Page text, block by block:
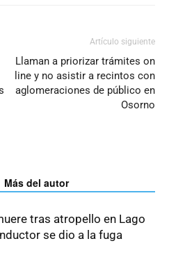
Artículo siguiente
Llaman a priorizar trámites on
line y no asistir a recintos con
aglomeraciones de público en
Osorno
Más del autor
tras atropello en Lago
se dio a la fuga